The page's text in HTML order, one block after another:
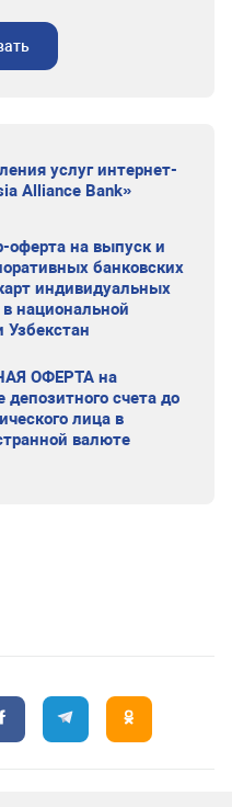
услуг интернет-
Alliance Bank»
оферта на выпуск и
банковских
индивидуальных
национальной
Узбекстан
ОФЕРТА на
счета до
лица в
валюте